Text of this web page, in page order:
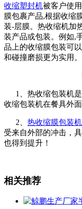
收缩塑封机被客户使
膜包裹产品,根据收缩
装-层膜。热收缩机加
装产品或包装。例如,
品上的收缩膜包装可
和碰撞磨损更为实用。
1、热收缩包装机是
收缩包装机在餐具外
2、 热收缩膜包装机
受来自外部的冲击，
也得到提升！
相关推荐